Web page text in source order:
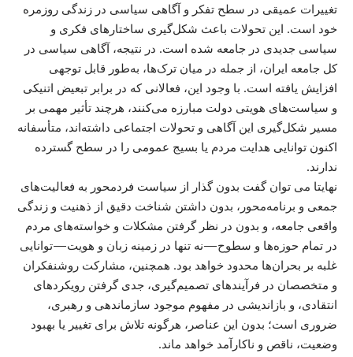
تغییرات عمیقی در سطح تفکر و آگاهی سیاسی در زندگی روزمره
خود است. این تحولات باعث شکل‌گیری ساختارهای فکری و
سیاسی جدیدی در جامعه شده است. در نتیجه، آگاهی سیاسی در
کل جامعه ایران، از جمله در میان ترک‌ها، به‌طور قابل توجهی
افزایش یافته است. با وجود این، فعالانی که در برابر تبعیض اتنیکی
و سیاست‌های هویتی دولت مبارزه می‌کنند، هرچند تأثیر مهمی بر
مسیر شکل‌گیری این آگاهی و تحولات اجتماعی داشته‌اند، متأسفانه
اکنون توانایی هدایت مردم یا بسیج عمومی را در سطح گسترده
ندارند.
نهایتا می توان گفت بدون گذار از سیاست فردمحور به فعالیت‌های
جمعی و برنامه‌محور، بدون داشتن شناخت دقیق از ذهنیت و زندگی
واقعی جامعه، و بدون در نظر گرفتن مشکلات و خواسته‌های مردم
در تمام حوزه‌ها و سطوح—نه تنها در زمینه زبان و هویت—توانایی
غلبه بر بحران‌ها محدود خواهد بود. همچنین، مشارکت روشنفکران
و متخصصان در فرآیندهای تصمیم‌گیری، جدی گرفتن رویکردهای
انتقادی، و بازاندیشی در مفهوم موجود سازماندهی و رهبری،
ضروری است؛ بدون این عناصر، هرگونه تلاش برای تغییر یا بهبود
وضعیت، ناقص و ناکارآمد خواهد ماند.